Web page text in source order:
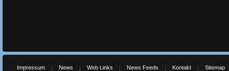
Impressum News Web Links News Feeds Kontakt Sitemap